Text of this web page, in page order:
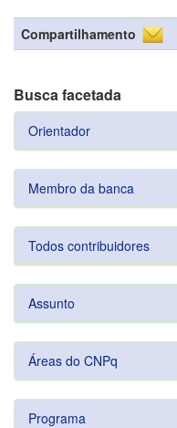
Compartilhamento
Busca facetada
Orientador
Membro da banca
Todos contribuidores
Assunto
Áreas do CNPq
Programa